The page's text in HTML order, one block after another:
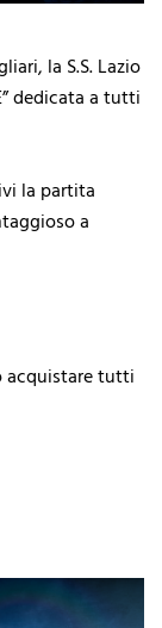
la S.S. Lazio
dedicata a tutti
la partita
a
acquistare tutti